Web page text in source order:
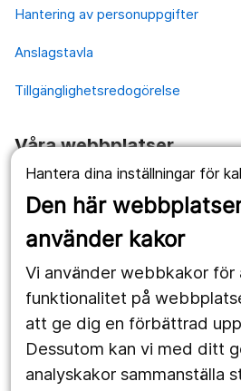
Hantera dina inställningar för
Den här
använder kakor
Vi använder webbkakor för
funktionalitet på
att ge dig en förbättrad
Dessutom kan vi med ditt
analyskakor sammanställa
Hantering av personuppgifter
Anslagstavla
Tillgänglighetsredogörelse
Våra webbplatser
1177.se
Länstrafiken
Utveckling
Följ oss